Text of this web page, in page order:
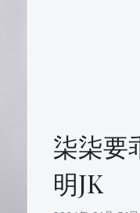
柒柒要
明JK